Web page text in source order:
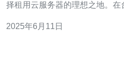
择租用云服务器的理想之地。在
稳定的运行环境。 1. 稳定的网络环境：台湾拥有先进的网
2025年6月11日